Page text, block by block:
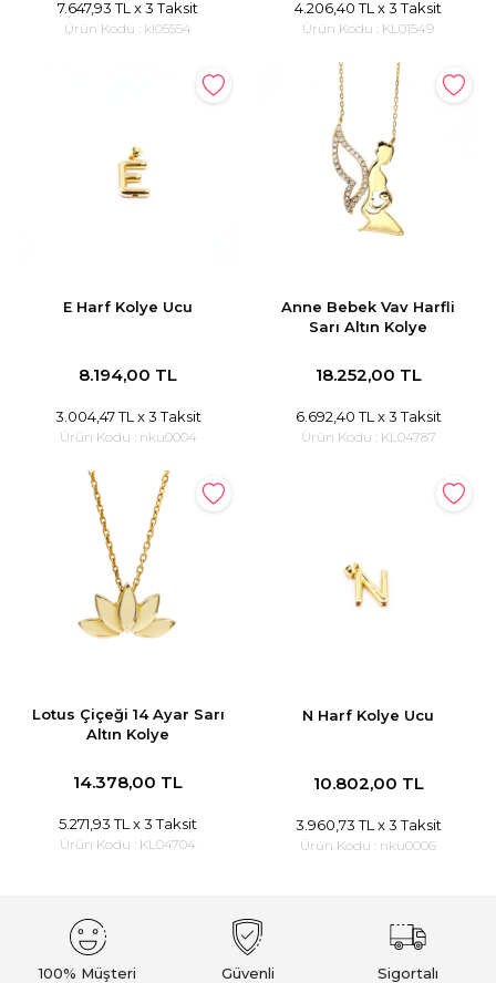
7.647,93 TL x 3 Taksit
Ürün Kodu : kl05554
4.206,40 TL x 3 Taksit
Ürün Kodu : KL01549
E Harf Kolye Ucu
8.194,00 TL
3.004,47 TL x 3 Taksit
Ürün Kodu : nku0004
Anne Bebek Vav Harfli
Sarı Altın Kolye
18.252,00 TL
6.692,40 TL x 3 Taksit
Ürün Kodu : KL04787
Lotus Çiçeği 14 Ayar Sarı
Altın Kolye
14.378,00 TL
5.271,93 TL x 3 Taksit
Ürün Kodu : KL04704
N Harf Kolye Ucu
10.802,00 TL
3.960,73 TL x 3 Taksit
Ürün Kodu : nku0006
100% Müşteri
Güvenli
Sigortalı